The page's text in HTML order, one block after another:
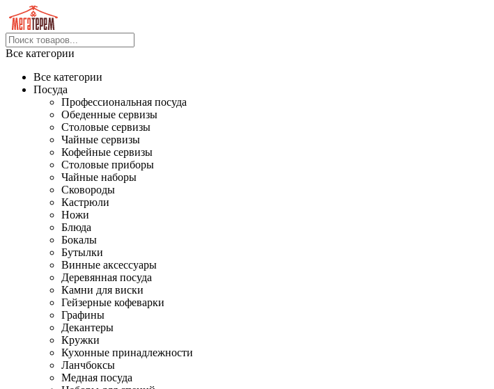
Все категории
Все категории
Посуда
Профессиональная посуда
Обеденные сервизы
Столовые сервизы
Чайные сервизы
Кофейные сервизы
Столовые приборы
Чайные наборы
Сковороды
Кастрюли
Ножи
Блюда
Бокалы
Бутылки
Винные аксессуары
Деревянная посуда
Камни для виски
Гейзерные кофеварки
Графины
Декантеры
Кружки
Кухонные принадлежности
Ланчбоксы
Медная посуда